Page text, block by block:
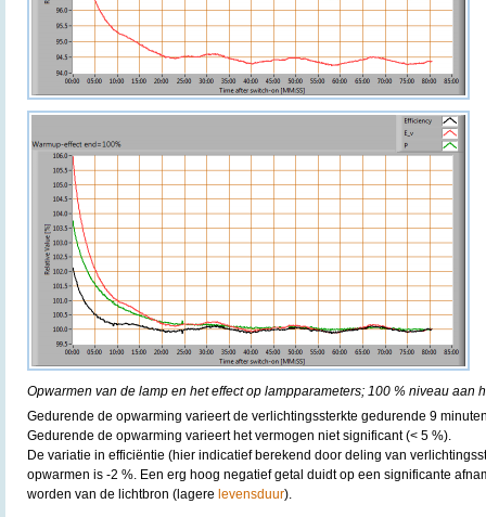
Opwarmen van de lamp en het effect op lampparameters; 100 % niveau aan
Gedurende de opwarming varieert de verlichtingssterkte gedurende 9
Gedurende de opwarming varieert het vermogen niet significant (< 5 %).
De variatie in efficiëntie (hier indicatief berekend door deling van
opwarmen is -2 %. Een erg hoog negatief getal duidt op een significante
worden van de lichtbron (lagere levensduur).